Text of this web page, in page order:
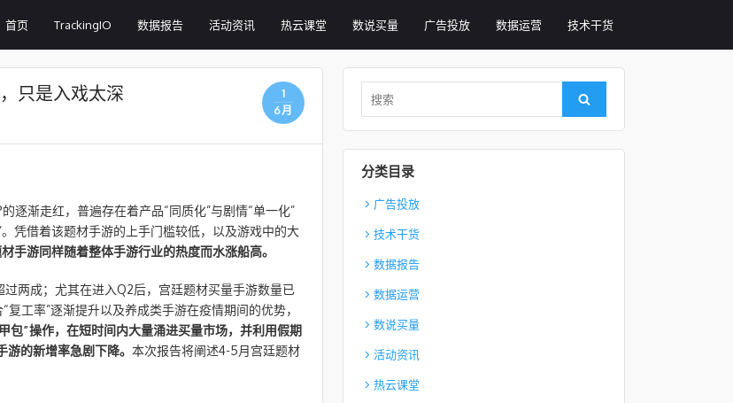
首页 TrackingIO 数据报告 活动资讯 热云课堂 数说买量 广告投放 数据运营 技术干货
只是入戏太深
1
6月
逐渐走红，普遍存在着产品“同质化”与剧情“单一化”
凭借着该题材手游的上手门槛较低，以及游戏中的大
手游同样随着整体手游行业的热度而水涨船高。
两成；尤其在进入Q2后，宫廷题材买量手游数量已
工率”逐渐提升以及养成类手游在疫情期间的优势，
包”操作，在短时间内大量涌进买量市场，并利用假期
的新增率急剧下降。 本次报告将阐述4-5月宫廷题材
Search for:
Search
分类目录
广告投放
技术干货
数据报告
数据运营
数说买量
活动资讯
热云课堂